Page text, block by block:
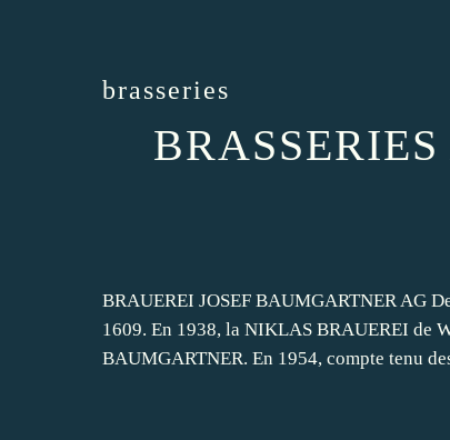
brasseries
BRAUEREI JOSEF BAUMGARTNER AG
1609. En 1938, la NIKLAS BRAUEREI de
BAUMGARTNER. En 1954, compte tenu